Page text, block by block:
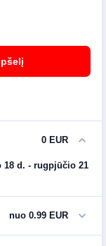
0 EUR expand_more
18 d. - rugpjūčio 21
nuo 0.99 EUR expand_more